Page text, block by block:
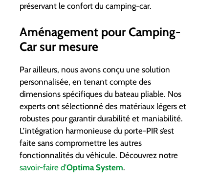
préservant le confort du camping-car.
Aménagement pour Camping-
Car sur mesure
Par ailleurs, nous avons conçu une solution
personnalisée, en tenant compte des
dimensions spécifiques du bateau pliable. Nos
experts ont sélectionné des matériaux légers et
robustes pour garantir durabilité et maniabilité.
L’intégration harmonieuse du porte-PIR s’est
faite sans compromettre les autres
fonctionnalités du véhicule. Découvrez notre
savoir-faire d’Optima System.